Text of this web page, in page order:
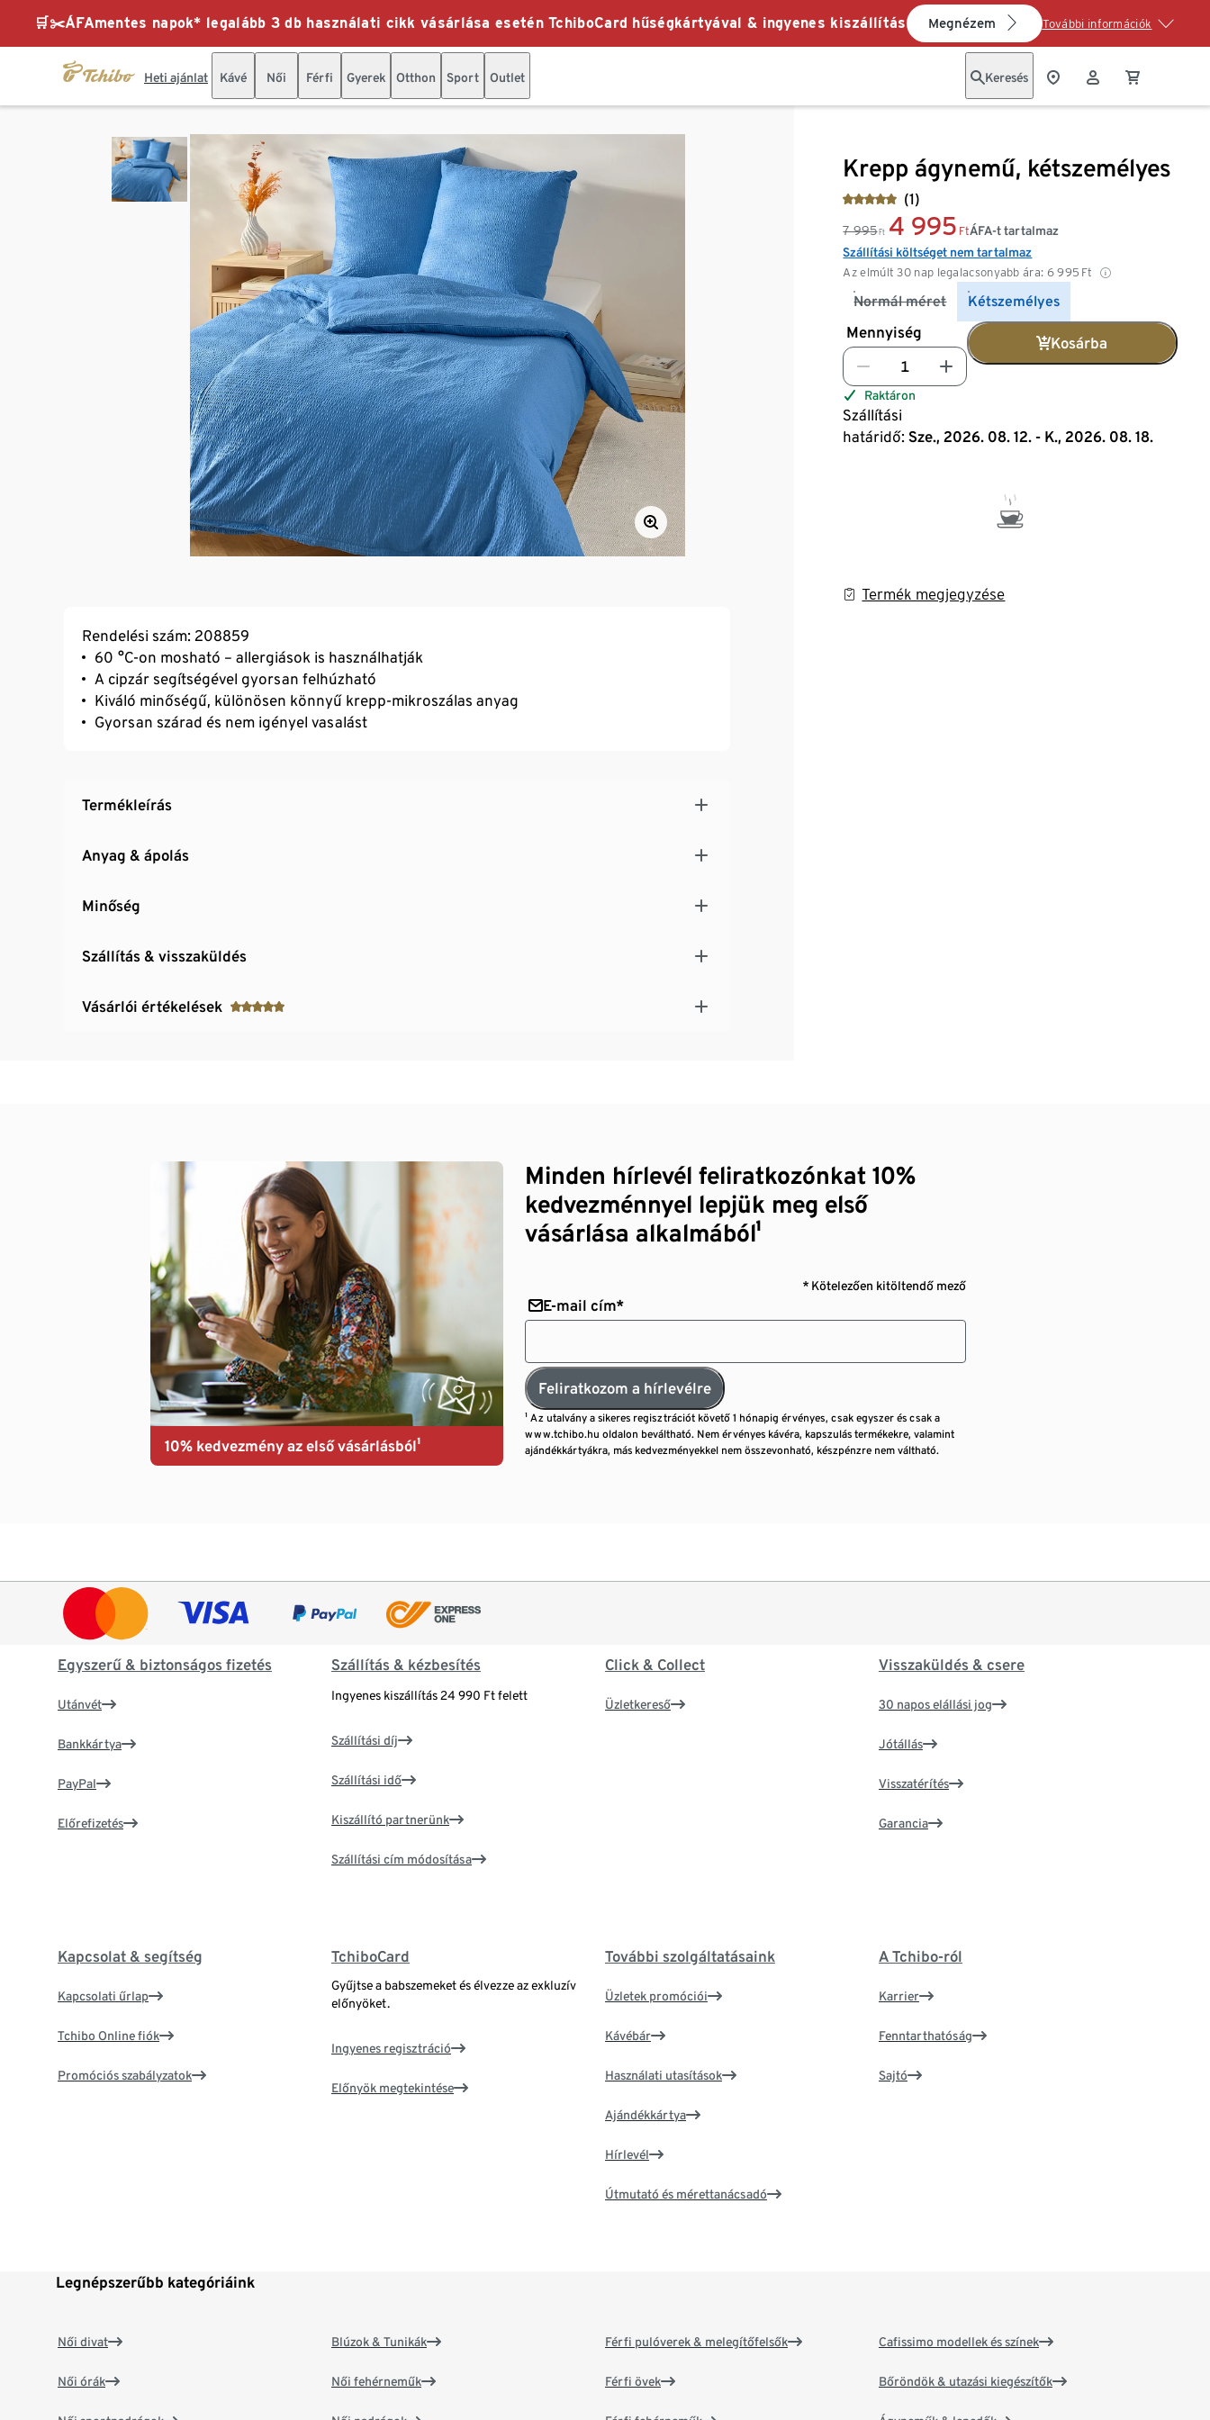
🛒✂️ÁFAmentes napok* legalább 3 db használati cikk vásárlása esetén TchiboCard hűségkártyával & ingyenes kiszállítás Megnézem További információk
Heti ajánlat Kávé Női Férfi Gyerek Otthon Sport Outlet Keresés
Krepp ágynemű, kétszemélyes
(1)
7 995 Ft 4 995 Ft
Az elmúlt 30 nap legalacsonyabb ára: 6 995 Ft
ÁFA-t tartalmaz
Szállítási költséget nem tartalmaz
Normál méret Kétszemélyes
Mennyiség
Kosárba
Raktáron
Szállítási
határidő: Sze., 2026. 08. 12. - K., 2026. 08. 18.
Termék megjegyzése
Rendelési szám: 208859
60 °C-on mosható – allergiások is használhatják
A cipzár segítségével gyorsan felhúzható
Kiváló minőségű, különösen könnyű krepp-mikroszálas anyag
Gyorsan szárad és nem igényel vasalást
Termékleírás
Anyag & ápolás
Minőség
Szállítás & visszaküldés
Vásárlói értékelések
10% kedvezmény az első vásárlásból¹
Minden hírlevél feliratkozónkat 10%
kedvezménnyel lepjük meg első
vásárlása alkalmából¹
* Kötelezően kitöltendő mező
E-mail cím*
Feliratkozom a hírlevélre
¹ Az utalvány a sikeres regisztrációt követő 1 hónapig érvényes, csak egyszer és csak a
www.tchibo.hu oldalon beváltható. Nem érvényes kávéra, kapszulás termékekre, valamint
ajándékkártyákra, más kedvezményekkel nem összevonható, készpénzre nem váltható.
Egyszerű & biztonságos fizetés
Utánvét
Bankkártya
PayPal
Előrefizetés
Szállítás & kézbesítés
Ingyenes kiszállítás 24 990 Ft felett
Szállítási díj
Szállítási idő
Kiszállító partnerünk
Szállítási cím módosítása
Click & Collect
Üzletkereső
Visszaküldés & csere
30 napos elállási jog
Jótállás
Visszatérítés
Garancia
Kapcsolat & segítség
Kapcsolati űrlap
Tchibo Online fiók
Promóciós szabályzatok
TchiboCard
Gyűjtse a babszemeket és élvezze az exkluzív
előnyöket.
Ingyenes regisztráció
Előnyök megtekintése
További szolgáltatásaink
Üzletek promóciói
Kávébár
Használati utasítások
Ajándékkártya
Hírlevél
Útmutató és mérettanácsadó
A Tchibo-ról
Karrier
Fenntarthatóság
Sajtó
Legnépszerűbb kategóriáink
Női divat
Női órák
Blúzok & Tunikák
Női fehérneműk
Férfi pulóverek & melegítőfelsők
Férfi övek
Cafissimo modellek és színek
Bőröndök & utazási kiegészítők